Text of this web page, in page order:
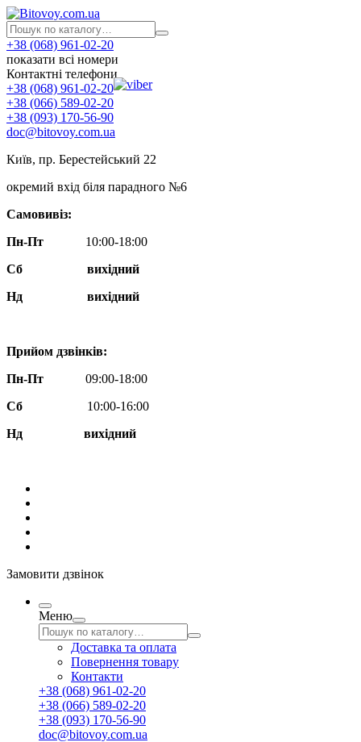
+38 (068) 961-02-20
показати всі номери
Контактні телефони
+38 (068) 961-02-20
+38 (066) 589-02-20
+38 (093) 170-56-90
doc@bitovoy.com.ua
Київ, пр. Берестейський 22
окремий вхід біля парадного №6
Самовивіз:
Пн-Пт
10:00-18:00
Сб
вихідний
Нд
вихідний
Прийом дзвінків:
Пн-Пт
09:00-18:00
Сб
10:00-16:00
Нд вихідний
Замовити дзвінок
Меню
Доставка та оплата
Повернення товару
Контакти
+38 (068) 961-02-20
+38 (066) 589-02-20
+38 (093) 170-56-90
doc@bitovoy.com.ua